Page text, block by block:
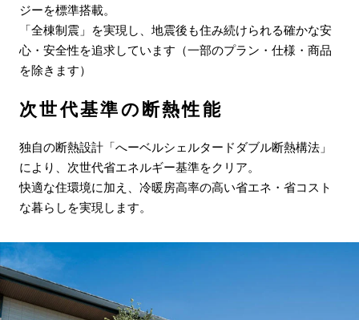
ジーを標準搭載。
「全棟制震」を実現し、地震後も住み続けられる確かな安
心・安全性を追求しています（一部のプラン・仕様・商品
を除きます）
次世代基準の断熱性能
独自の断熱設計「へーベルシェルタードダブル断熱構法」
により、次世代省エネルギー基準をクリア。
快適な住環境に加え、冷暖房高率の高い省エネ・省コスト
な暮らしを実現します。